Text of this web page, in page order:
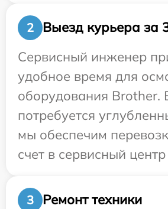
2
Выезд курьера за
Сервисный инженер
удобное время для
оборудования Brother.
потребуется
мы обеспечим
счет в сервисный
3
Ремонт техники